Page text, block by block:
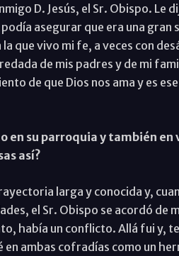
D. Jesús, el Sr. Obispo. Le
asegurar que era una gran
que vivo mi fe, a veces con
de mis padres y de mi
de que Dios nos ama y es
en su parroquia y también
así?
larga y conocida y,
el Sr. Obispo se acordó de
había un conflicto. Allá fui y,
ambas cofradías como un